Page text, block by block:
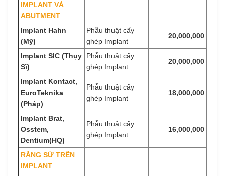
IMPLANT VÀ
ABUTMENT
Implant Hahn
(Mỹ)
Phẫu thuật cấy
ghép Implant
20,000,000
Implant SIC (Thụy
Sĩ)
Phẫu thuật cấy
ghép Implant
20,000,000
Implant Kontact,
EuroTeknika
(Pháp)
Phẫu thuật cấy
ghép Implant
18,000,000
Implant Brat,
Osstem,
Dentium(HQ)
Phẫu thuật cấy
ghép Implant
16,000,000
RĂNG SỨ TRÊN
IMPLANT